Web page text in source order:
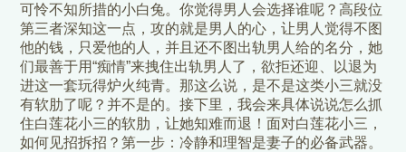
可怜不知所措的小白兔。你觉得男人会选择谁呢？高段位
第三者深知这一点，攻的就是男人的心，让男人觉得不图
他的钱，只爱他的人，并且还不图出轨男人给的名分，她
们最善于用“痴情”来拽住出轨男人了，欲拒还迎、以退为
进这一套玩得炉火纯青。那这么说，是不是这类小三就没
有软肋了呢？并不是的。接下里，我会来具体说说怎么抓
住白莲花小三的软肋，让她知难而退！面对白莲花小三，
如何见招拆招？第一步：冷静和理智是妻子的必备武器。